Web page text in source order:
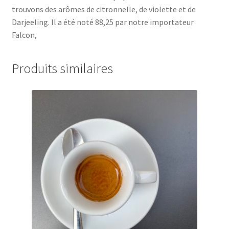
trouvons des arômes de citronnelle, de violette et de
Darjeeling. Il a été noté 88,25 par notre importateur
Falcon,
Produits similaires